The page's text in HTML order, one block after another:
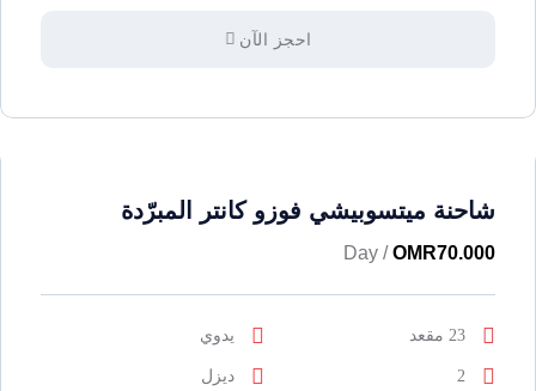
احجز الآن
شاحنة ميتسوبيشي فوزو كانتر المبرّدة
OMR70.000
/ Day
23 مقعد يدوي
2 ديزل